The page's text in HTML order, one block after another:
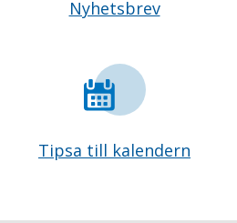
Nyhetsbrev
Tipsa till kalendern